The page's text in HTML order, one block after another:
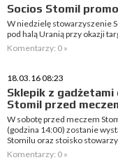
Socios Stomil
W niedzielę stowarzyszenie
pod halą Uranią przy okazji
Komentarzy: 0 »
18.03.16 08:23
Sklepik z
Stomil przed
W sobotę przed meczem
(godzina 14:00) zostanie
Stomilu oraz stoisko
Komentarzy: 0 »